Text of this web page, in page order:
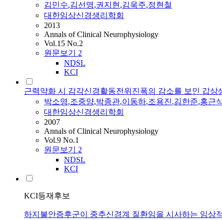
김민수,김선영,권지현,김욱주,정현철
대한임상신경생리학회
2013
Annals of Clinical Neurophysiology
Vol.15 No.2
원문보기 2
NDSL
KCI
근력약화 시 감각신경활동전위진폭의 감소를 보인 갑상
박소영,조중양,박종관,이동하,조용진,김한준,홍근
대한임상신경생리학회
2007
Annals of Clinical Neurophysiology
Vol.9 No.1
원문보기 2
NDSL
KCI
KCI등재후보
하지불안증후군이 중추신경계 질환임을 시사하는 임상